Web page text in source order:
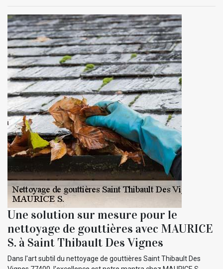
Une solution sur mesure pour le
nettoyage de gouttières avec MAURICE
S. à Saint Thibault Des Vignes
Dans l'art subtil du nettoyage de gouttières Saint Thibault Des